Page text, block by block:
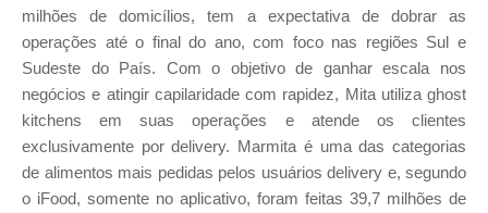
milhões de domicílios, tem a expectativa de dobrar as
operações até o final do ano, com foco nas regiões Sul e
Sudeste do País. Com o objetivo de ganhar escala nos
negócios e atingir capilaridade com rapidez, Mita utiliza ghost
kitchens em suas operações e atende os clientes
exclusivamente por delivery. Marmita é uma das categorias
de alimentos mais pedidas pelos usuários delivery e, segundo
o iFood, somente no aplicativo, foram feitas 39,7 milhões de